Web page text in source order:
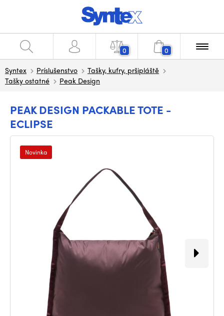
0 0
Syntex Príslušenstvo
Tašky, kufry, pršipláště
Tašky ostatné
Peak Design
PEAK DESIGN PACKABLE TOTE -
ECLIPSE
Novinka